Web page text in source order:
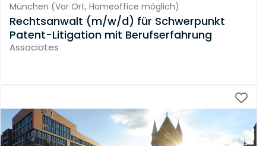
München (Vor Ort, Homeoffice möglich)
Rechtsanwalt (m/w/d) für Schwerpunkt
Patent-Litigation mit Berufserfahrung
Associates